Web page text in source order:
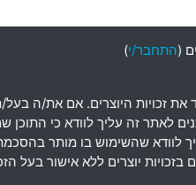
(התחבר/י)
זכויות היוצרים. אם את/ה בעל/
לאתר זה עליך לוודא כי התוכן
לוודא שהשימוש בו מותר
בזכויות יוצרים ללא אישור